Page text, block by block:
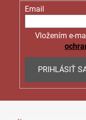
Email
Vložením e-
PRIHLÁSIŤ